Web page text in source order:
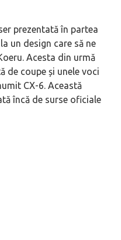
prezentată în partea
un design care să ne
Acesta din urmă
de coupe și unele voci
CX-6. Această
încă de surse oficiale